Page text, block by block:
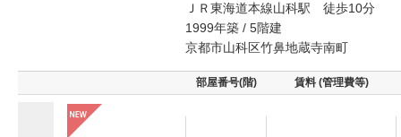
ＪＲ東海道本線山科駅 徒歩10分
1999年築 / 5階建
京都市山科区竹鼻地蔵寺南町
部屋番号(階) 賃料 (管理費等)